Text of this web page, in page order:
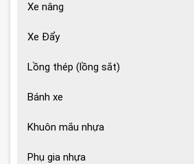
Xe nâng
Xe Đẩy
Lồng thép (lồng sắt)
Bánh xe
Khuôn mắu nhựa
Phụ gia nhựa